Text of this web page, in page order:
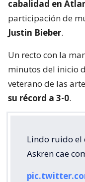
cabalidad en
participación de
Justin Bieber.
Un recto con la
minutos del inicio
veterano de las
su récord a 3-0.
Lindo ruido el
Askren cae